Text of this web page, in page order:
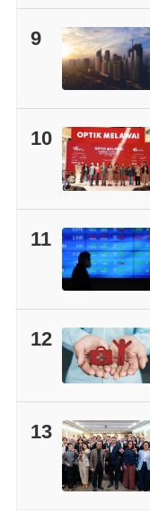
9
10
11
12
13